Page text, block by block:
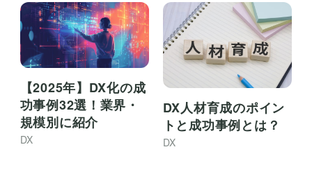
【2025年】DX化の成
功事例32選！業界・
規模別に紹介
DX
DX人材育成のポイン
トと成功事例とは？
DX